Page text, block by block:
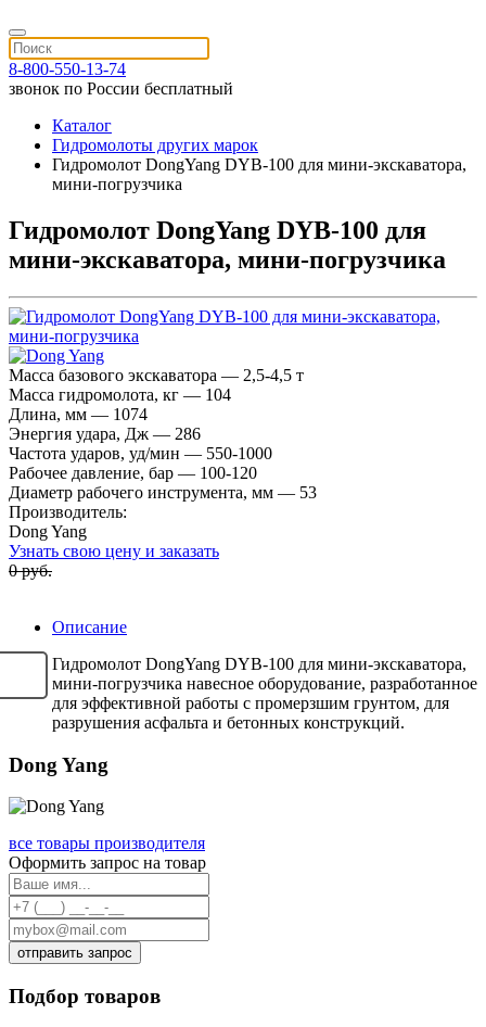
8-800-550-13-74
звонок по России бесплатный
Каталог
Гидромолоты других марок
Гидромолот DongYang DYB-100 для мини-экскаватора,
мини-погрузчика
Гидромолот DongYang DYB-100 для
мини-экскаватора, мини-погрузчика
Масса базового экскаватора — 2,5-4,5 т
Масса гидромолота, кг — 104
Длина, мм — 1074
Энергия удара, Дж — 286
Частота ударов, уд/мин — 550-1000
Рабочее давление, бар — 100-120
Диаметр рабочего инструмента, мм — 53
Производитель:
Dong Yang
Узнать свою цену и заказать
0 руб.
Описание
Гидромолот DongYang DYB-100 для мини-экскаватора,
мини-погрузчика навесное оборудование, разработанное
для эффективной работы с промерзшим грунтом, для
разрушения асфальта и бетонных конструкций.
Dong Yang
все товары производителя
Оформить запрос на товар
отправить запрос
Подбор товаров